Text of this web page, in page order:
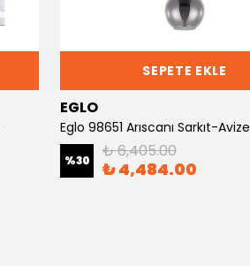
SEPETE EKLE
EGLO
Eglo 98651 Arıscanı Sarkıt-Avize
%30 ₺ 6,405.00
₺ 4,484.00